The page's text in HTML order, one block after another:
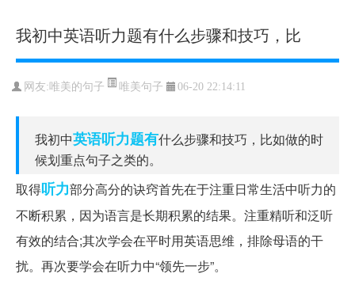
我初中英语听力题有什么步骤和技巧，比
网友: 唯美的句子 唯美句子 06-20 22:14:11
我初中英语听力题有什么步骤和技巧，比如做的时
候划重点句子之类的。
取得听力部分高分的诀窍首先在于注重日常生活中听力的
不断积累，因为语言是长期积累的结果。注重精听和泛听
有效的结合;其次学会在平时用英语思维，排除母语的干
扰。再次要学会在听力中“领先一步”。